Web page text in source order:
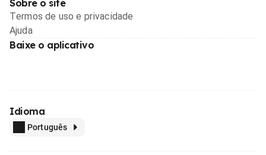
Sobre o site
Termos de uso e privacidade
Ajuda
Baixe o aplicativo
Idioma
Português